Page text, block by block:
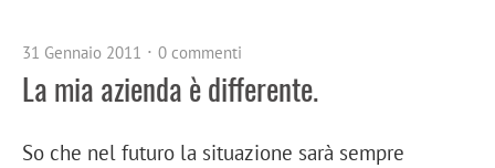
31 Gennaio 2011 0 commenti
La mia azienda è differente.
So che nel futuro la situazione sarà sempre